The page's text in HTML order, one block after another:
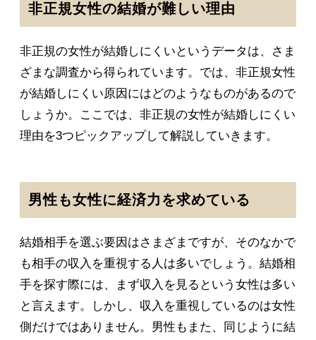
非正規女性の結婚が難しい理由
非正規の女性が結婚しにくいというデータは、さま
ざまな調査から得られています。では、非正規女性
が結婚しにくい原因にはどのようなものがあるので
しょうか。ここでは、非正規の女性が結婚しにくい
理由を3つピックアップして解説していきます。
男性も女性に経済力を求めている
結婚相手を選ぶ要因はさまざまですが、そのなかで
も相手の収入を重視する人は多いでしょう。結婚相
手を探す際には、まず収入を見るという女性は多い
と言えます。しかし、収入を重視しているのは女性
側だけではありません。男性もまた、同じように結